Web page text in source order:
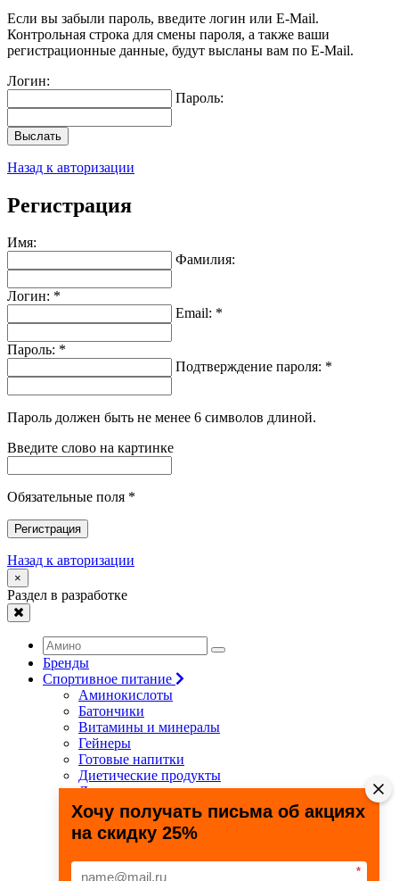
Если вы забыли пароль, введите логин или E-Mail.
Контрольная строка для смены пароля, а также ваши
регистрационные данные, будут высланы вам по E-Mail.
Логин:
Пароль:
Выслать
Назад к авторизации
Регистрация
Имя:
Фамилия:
Логин: *
Email: *
Пароль: *
Подтверждение пароля: *
Пароль должен быть не менее 6 символов длиной.
Введите слово на картинке
Обязательные поля *
Регистрация
Назад к авторизации
×
Раздел в разработке
Бренды
Спортивное питание
Аминокислоты
Батончики
Витамины и минералы
Гейнеры
Готовые напитки
Диетические продукты
Для связок и суставов
Жиросжигатели
Здоровье и долголетие
Креатин
Специальные препараты
Хочу получать письма об акциях
на скидку 25%
*